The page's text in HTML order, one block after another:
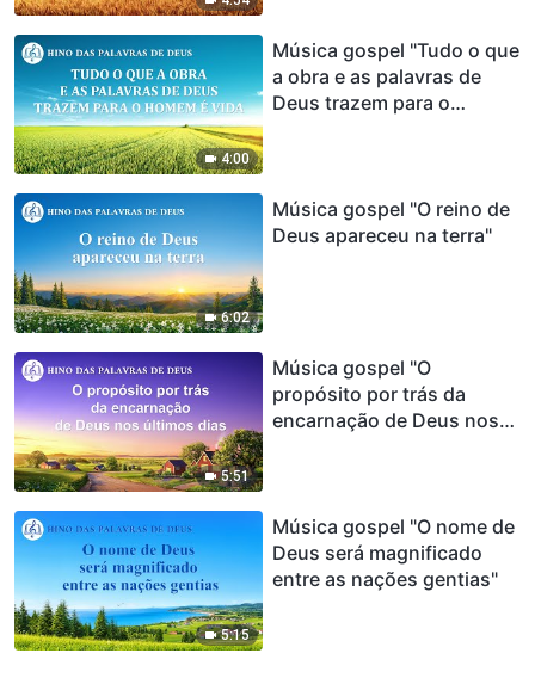
4:00
Música gospel "Tudo o que
a obra e as palavras de
Deus trazem para o
6:02
Música gospel "O reino de
Deus apareceu na terra"
5:51
Música gospel "O
propósito por trás da
encarnação de Deus nos
5:15
Música gospel "O nome de
Deus será magnificado
entre as nações gentias"